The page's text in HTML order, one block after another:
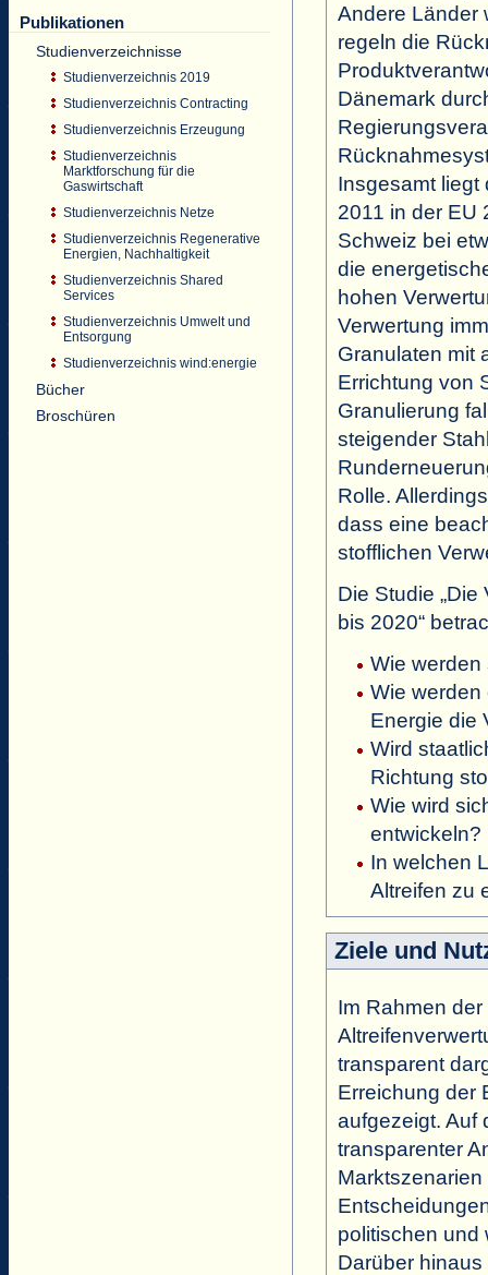
Publikationen
Studienverzeichnisse
Studienverzeichnis 2019
Studienverzeichnis Contracting
Studienverzeichnis Erzeugung
Studienverzeichnis
Marktforschung für die
Gaswirtschaft
Studienverzeichnis Netze
Studienverzeichnis Regenerative
Energien, Nachhaltigkeit
Studienverzeichnis Shared
Services
Studienverzeichnis Umwelt und
Entsorgung
Studienverzeichnis wind:energie
Bücher
Broschüren
Andere Länder
regeln die
Dänemark
Insgesamt liegt
2011 in der EU
Schweiz bei
die
hohen
Verwertung
Granulaten mit
Errichtung von
Granulierung
steigender
Rolle.
dass eine
stofflichen
Die Studie
bis 2020“
Wie werden
Wie
Energie die
Wird
Richtung
Wie wird
entwickeln?
In welchen
Altreifen zu
Ziele und
Im Rahmen
transparent
Erreichung der
aufgezeigt. Auf
transparenter
politischen und
Darüber